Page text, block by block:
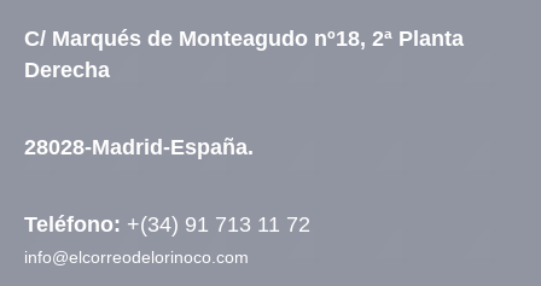
C/ Marqués de Monteagudo nº18, 2ª Planta
Derecha
28028-Madrid-España.
Teléfono: +(34) 91 713 11 72
info@elcorreodelorinoco.com